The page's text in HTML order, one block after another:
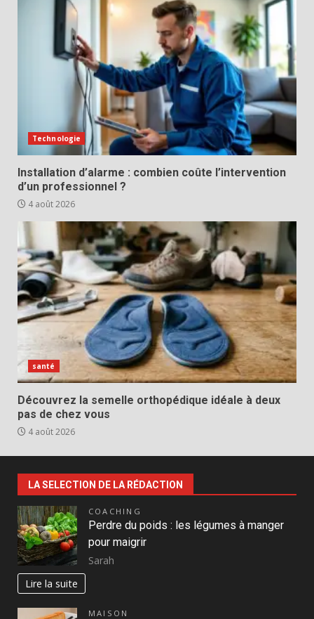
Technologie
Installation d’alarme : combien coûte l’intervention
d’un professionnel ?
4 août 2026
santé
Découvrez la semelle orthopédique idéale à deux
pas de chez vous
4 août 2026
LA SELECTION DE LA RÉDACTION
COACHING
Perdre du poids : les légumes à manger
pour maigrir
Sarah
Lire la suite
MAISON